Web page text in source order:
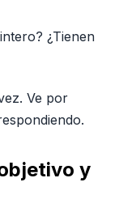
¿Tienen
Ve por
y